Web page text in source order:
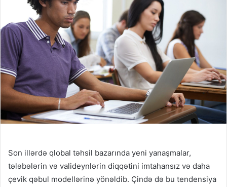
Son illərdə qlobal təhsil bazarında yeni yanaşmalar,
tələbələrin və valideynlərin diqqətini imtahansız və daha
çevik qəbul modellərinə yönəldib. Çində də bu tendensiya